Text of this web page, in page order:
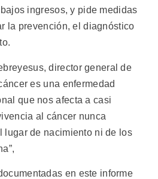
ingresos, y pide medidas
la prevención, el diagnóstico
director general de
es una enfermedad
que nos afecta a casi
al cáncer nunca
lugar de nacimiento ni de los
en este informe